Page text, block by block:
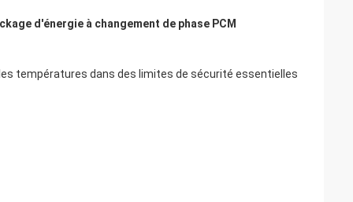
d'énergie à changement de phase PCM
températures dans des limites de sécurité essentielles